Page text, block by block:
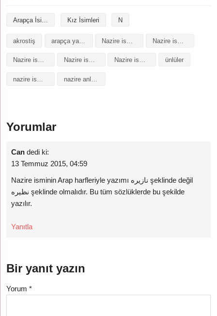
Arapça İsimler Kız İsimleri N
akrostiş arapça yazılışı
Nazire isminin baş harfleriyle şiir Nazire isminin kökeni Nazire isminin numerolojisi ünlüler
Yorumlar
Can dedi ki:
13 Temmuz 2015, 04:59
Nazire isminin Arap harfleriyle yazımı نازيره şeklinde değil
نظيره şeklinde olmalıdır. Bu tüm sözlüklerde bu şekilde
yazılır.
Yanıtla
Bir yanıt yazın
Yorum*